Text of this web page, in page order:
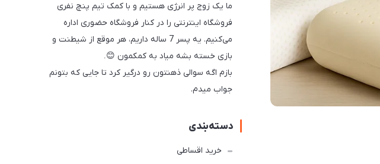
ما یک زوج پر انرژی هستیم و با کمک تیم پنچ نفری
فروشگاه اینترنتی را در کنار فروشگاه حضوری اداره
می‌کنیم. یه پسر 7 ساله داریم، هر موقع از شیطنت و
بازی خسته بشه میاد به کمکمون 😊.
بازم اگه سوالی ذهنتون رو درگیر کرد تا جایی که بتونم
جواب میدم.
دسته‌بندی
خرید اقساطی